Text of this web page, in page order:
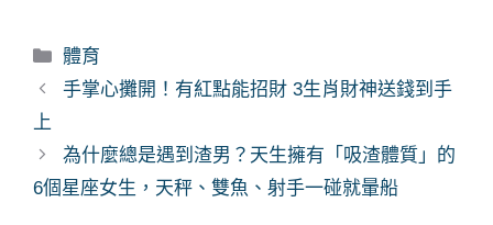
分
類
體育
手掌心攤開！有紅點能招財 3生肖財神送錢到手
上
為什麼總是遇到渣男？天生擁有「吸渣體質」的
6個星座女生，天秤、雙魚、射手一碰就暈船